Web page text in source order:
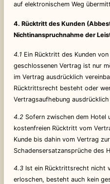
auf elektronischem Weg
4. Rücktritt des Kunden
Nichtinanspruchnahme der
4.1 Ein Rücktritt des Kunden
geschlossenen Vertrag ist nur
im Vertrag ausdrücklich
Rücktrittsrecht besteht oder
Vertragsaufhebung
4.2Sofern zwischen dem Hotel
kostenfreien Rücktritt vom
Kunde bis dahin vom Vertrag
Schadensersatzansprüche des
4.3Ist ein Rücktrittsrecht nicht
erloschen, besteht auch kein